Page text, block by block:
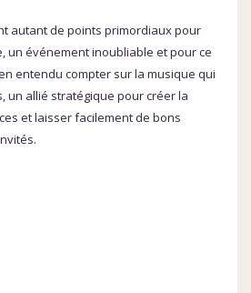
autant de points primordiaux pour
un événement inoubliable et pour ce
entendu compter sur la musique qui
un allié stratégique pour créer la
et laisser facilement de bons